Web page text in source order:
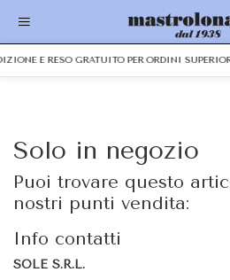
E RESO GRATUITO PER ORDINI
Solo in negozio
Puoi trovare questo
nostri punti vendita:
Info contatti
SOLE S.R.L.